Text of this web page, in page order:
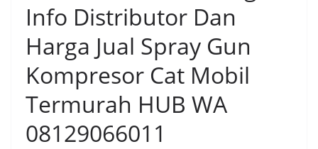
Info Distributor Dan
Harga Jual Spray Gun
Kompresor Cat Mobil
Termurah HUB WA
08129066011